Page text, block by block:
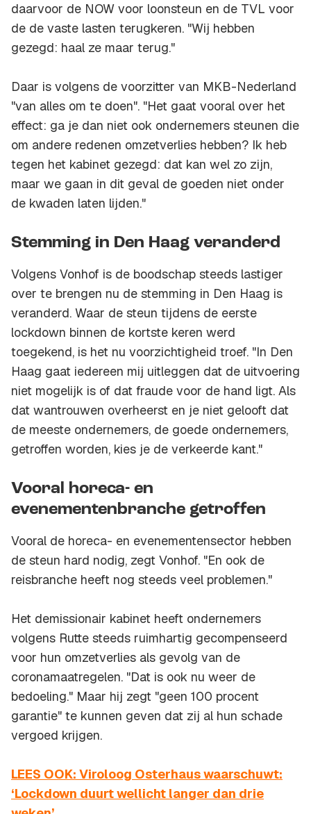
daarvoor de NOW voor loonsteun en de TVL voor
de de vaste lasten terugkeren. "Wij hebben
gezegd: haal ze maar terug."
Daar is volgens de voorzitter van MKB-Nederland
"van alles om te doen". "Het gaat vooral over het
effect: ga je dan niet ook ondernemers steunen die
om andere redenen omzetverlies hebben? Ik heb
tegen het kabinet gezegd: dat kan wel zo zijn,
maar we gaan in dit geval de goeden niet onder
de kwaden laten lijden."
Stemming in Den Haag veranderd
Volgens Vonhof is de boodschap steeds lastiger
over te brengen nu de stemming in Den Haag is
veranderd. Waar de steun tijdens de eerste
lockdown binnen de kortste keren werd
toegekend, is het nu voorzichtigheid troef. "In Den
Haag gaat iedereen mij uitleggen dat de uitvoering
niet mogelijk is of dat fraude voor de hand ligt. Als
dat wantrouwen overheerst en je niet gelooft dat
de meeste ondernemers, de goede ondernemers,
getroffen worden, kies je de verkeerde kant."
Vooral horeca- en
evenementenbranche getroffen
Vooral de horeca- en evenementensector hebben
de steun hard nodig, zegt Vonhof. "En ook de
reisbranche heeft nog steeds veel problemen."
Het demissionair kabinet heeft ondernemers
volgens Rutte steeds ruimhartig gecompenseerd
voor hun omzetverlies als gevolg van de
coronamaatregelen. "Dat is ook nu weer de
bedoeling." Maar hij zegt "geen 100 procent
garantie" te kunnen geven dat zij al hun schade
vergoed krijgen.
LEES OOK: Viroloog Osterhaus waarschuwt:
‘Lockdown duurt wellicht langer dan drie